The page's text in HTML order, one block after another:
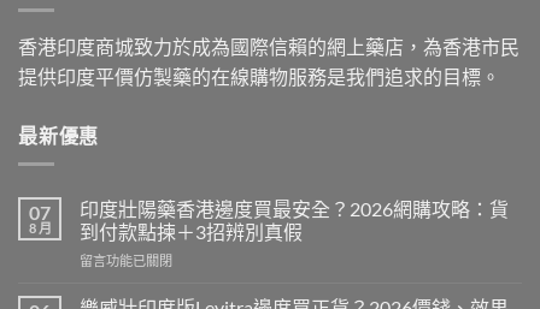
香港印度商城致力於成為國際信賴的網上藥店，為香港市民
提供印度平價仿製藥的在線購物服務是我們追求的目標。
最新優惠
07
8 月
印度壯陽藥香港邊度買最安全？2026網購攻略：貨
到付款點揀＋3招辨別真假
在
度
留言功能已關閉